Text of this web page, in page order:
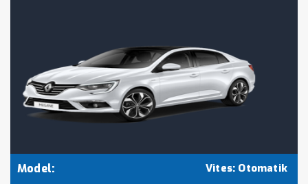
Model:
Vites: Otomatik